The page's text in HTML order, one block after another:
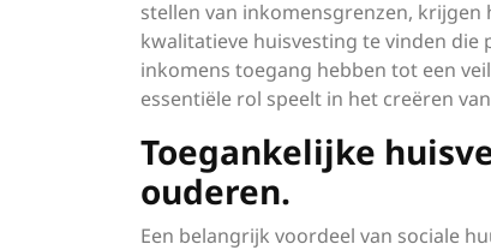
stellen van inkomensgrenzen,
kwalitatieve huisvesting te vinden
inkomens toegang hebben tot een
essentiële rol speelt in het creëren
Toegankelijke
ouderen.
Een belangrijk voordeel van sociale